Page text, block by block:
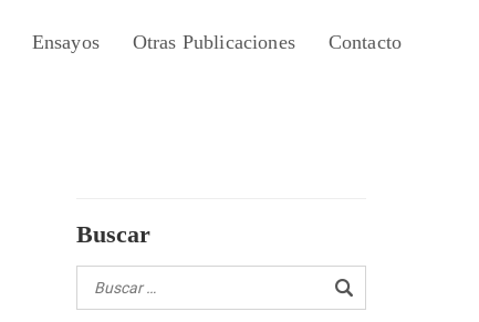
Ensayos Otras Publicaciones Contacto
Buscar